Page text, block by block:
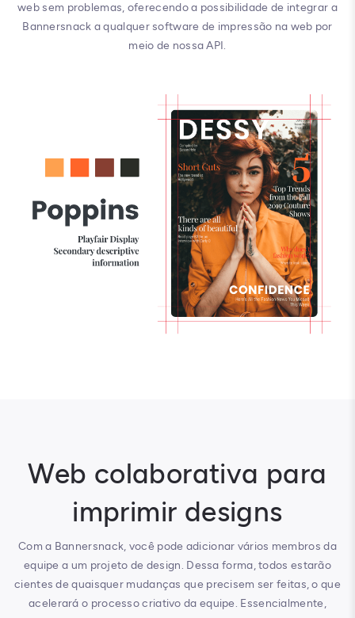
web sem problemas, oferecendo a possibilidade de integrar a
Bannersnack a qualquer software de impressão na web por
meio de nossa API.
Web colaborativa para
imprimir designs
Com a Bannersnack, você pode adicionar vários membros da
equipe a um projeto de design. Dessa forma, todos estarão
cientes de quaisquer mudanças que precisem ser feitas, o que
acelerará o processo criativo da equipe. Essencialmente,